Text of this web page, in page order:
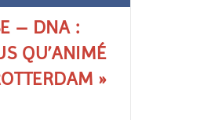
– DNA :
QU’ANIMÉ
»